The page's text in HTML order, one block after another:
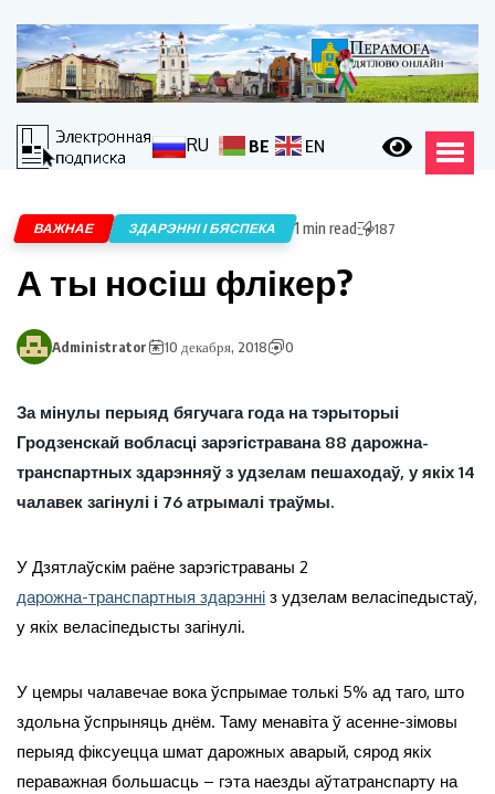
RU BE EN
ВАЖНАЕ ЗДАРЭННІ І БЯСПЕКА 1 min read 187
А ты носіш флікер?
Administrator 10 декабря, 2018 0
За мінулы перыяд бягучага года на тэрыторыі
Гродзенскай вобласці зарэгістравана 88 дарожна-
транспартных здарэнняў з удзелам пешаходаў, у якіх 14
чалавек загінулі і 76 атрымалі траўмы.
У Дзятлаўскім раёне зарэгістраваны 2
дарожна-транспартныя здарэнні з удзелам веласіпедыстаў,
у якіх веласіпедысты загінулі.
У цемры чалавечае вока ўспрымае толькі 5% ад таго, што
здольна ўспрыняць днём. Таму менавіта ў асенне-зімовы
перыяд фіксуецца шмат дарожных аварый, сярод якіх
пераважная большасць – гэта наезды аўтатранспарту на